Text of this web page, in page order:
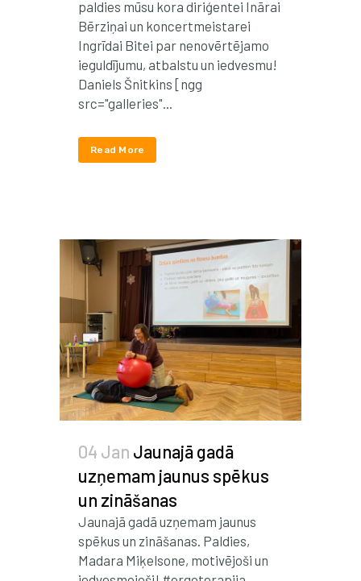
paldies mūsu kora diriģentei Inārai
Bērziņai un koncertmeistarei
Ingrīdai Bitei par nenovērtējamo
ieguldījumu, atbalstu un iedvesmu!
Daniels Šnitkins [ngg
src="galleries"...
Read More
04 Jan Jaunajā gadā
uzņemam jaunus spēkus
un zināšanas
Jaunajā gadā uzņemam jaunus
spēkus un zināšanas. Paldies,
Madara Miķelsone, motivējoši un